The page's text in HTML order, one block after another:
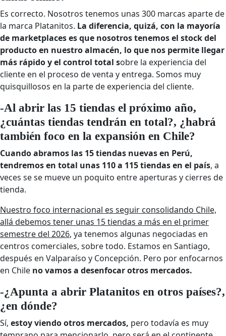
Es correcto. Nosotros tenemos unas 300 marcas aparte de
la marca Platanitos. La diferencia, quizá, con la mayoría
de marketplaces es que nosotros tenemos el stock del
producto en nuestro almacén, lo que nos permite llegar
más rápido y el control total sobre la experiencia del
cliente en el proceso de venta y entrega. Somos muy
quisquillosos en la parte de experiencia del cliente.
-Al abrir las 15 tiendas el próximo año,
¿cuántas tiendas tendrán en total?, ¿habrá
también foco en la expansión en Chile?
Cuando abramos las 15 tiendas nuevas en Perú,
tendremos en total unas 110 a 115 tiendas en el país, a
veces se se mueve un poquito entre aperturas y cierres de
tienda.
Nuestro foco internacional es seguir consolidando Chile,
allá debemos tener unas 15 tiendas a más en el primer
semestre del 2026, ya tenemos algunas negociadas en
centros comerciales, sobre todo. Estamos en Santiago,
después en Valparaíso y Concepción. Pero por enfocarnos
en Chile no vamos a desenfocar otros mercados.
-¿Apunta a abrir Platanitos en otros países?,
¿en dónde?
Sí, estoy viendo otros mercados, pero todavía es muy